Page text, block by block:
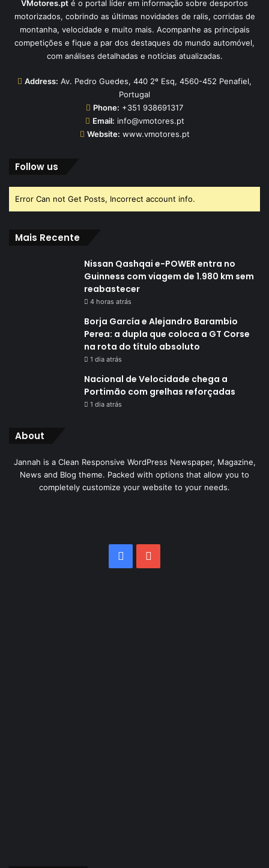
VMotores.pt é o portal líder em informação sobre desportos
motorizados, cobrindo as últimas novidades de ralis, corridas de
montanha, velocidade e muito mais. Acompanhe as principais
competições e fique a par dos destaques do mundo automóvel,
com análises detalhadas e notícias atualizadas.
Address: Av. Pedro Guedes, 440 2º Esq, 4560-452 Penafiel,
Portugal
Phone: +351 938691317
Email: info@vmotores.pt
Website: www.vmotores.pt
Follow us
Error Can not Get Posts, Incorrect account info.
Mais Recente
Nissan Qashqai e-POWER entra no
Guinness com viagem de 1.980 km sem
reabastecer
4 horas atrás
Borja García e Alejandro Barambio
Perea: a dupla que coloca a GT Corse
na rota do título absoluto
1 dia atrás
Nacional de Velocidade chega a
Portimão com grelhas reforçadas
1 dia atrás
About
Jannah is a Clean Responsive WordPress Newspaper, Magazine,
News and Blog theme. Packed with options that allow you to
completely customize your website to your needs.
Facebook